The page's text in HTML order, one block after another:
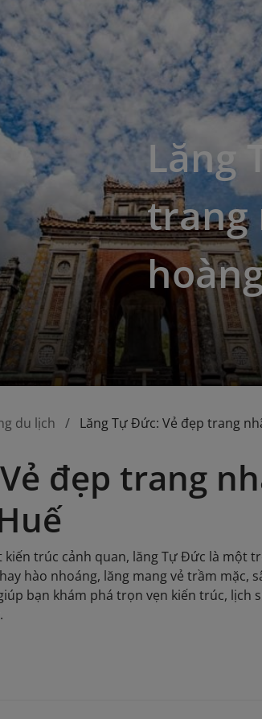
Lăng
trang
du lịch Lăng Tự Đức: Vẻ đẹp trang
đẹp trang
trúc cảnh quan, lăng Tự Đức là một
hào nhoáng, lăng mang vẻ trầm mặc,
bạn khám phá trọn vẹn kiến trúc,